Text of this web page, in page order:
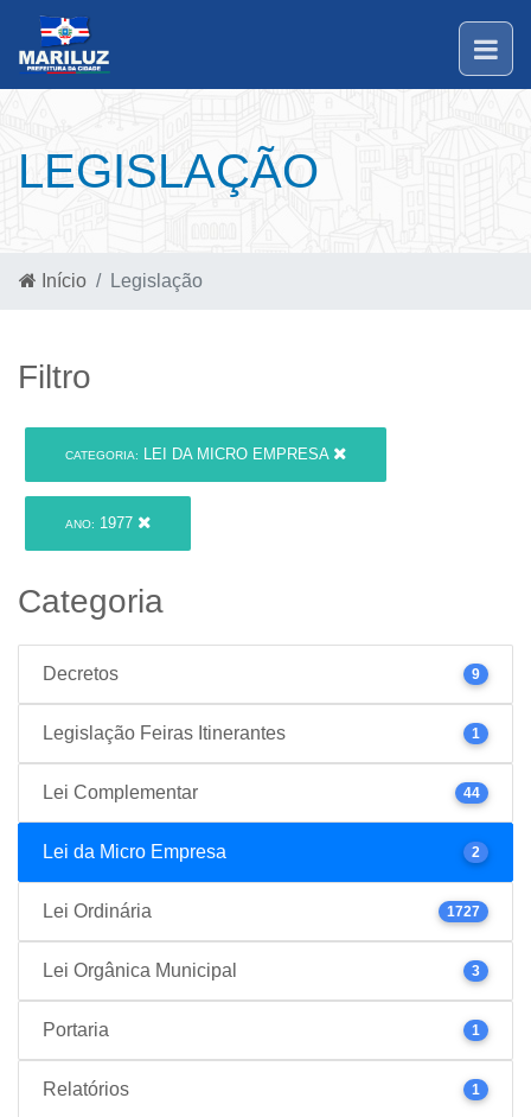
LEGISLAÇÃO
Início Legislação
Filtro
CATEGORIA: LEI DA MICRO EMPRESA
ANO: 1977
Categoria
Decretos 9
Legislação Feiras Itinerantes 1
Lei Complementar 44
Lei da Micro Empresa 2
Lei Ordinária 1727
Lei Orgânica Municipal 3
Portaria 1
Relatórios 1